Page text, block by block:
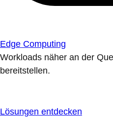
Edge Computing
Workloads näher an der
bereitstellen.
Lösungen entdecken